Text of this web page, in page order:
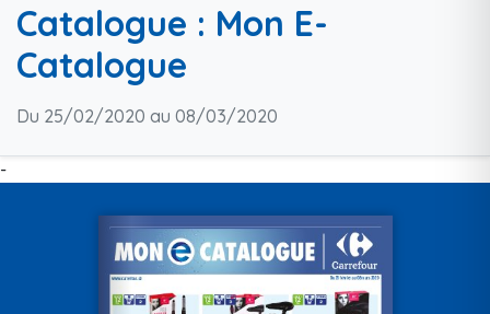
Catalogue : Mon E-
Catalogue
Du 25/02/2020 au 08/03/2020
-